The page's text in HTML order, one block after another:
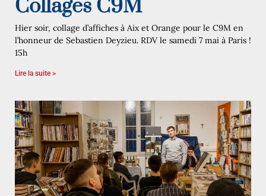
Collages C9M
Hier soir, collage d’affiches à Aix et Orange pour le C9M en
l’honneur de Sebastien Deyzieu. RDV le samedi 7 mai à Paris !
15h
Lire la suite >